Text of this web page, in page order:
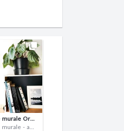
Applique murale Origami noir
Applique murale - ampoule(s)